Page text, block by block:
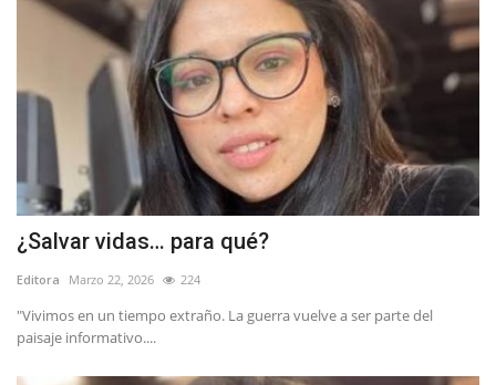
¿Salvar vidas… para qué?
Editora Marzo 22, 2026 224
"Vivimos en un tiempo extraño. La guerra vuelve a ser parte del
paisaje informativo....